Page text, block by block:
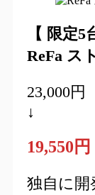
【 限定5
ReFa ス
23,000円
↓
19,550円
独自に開